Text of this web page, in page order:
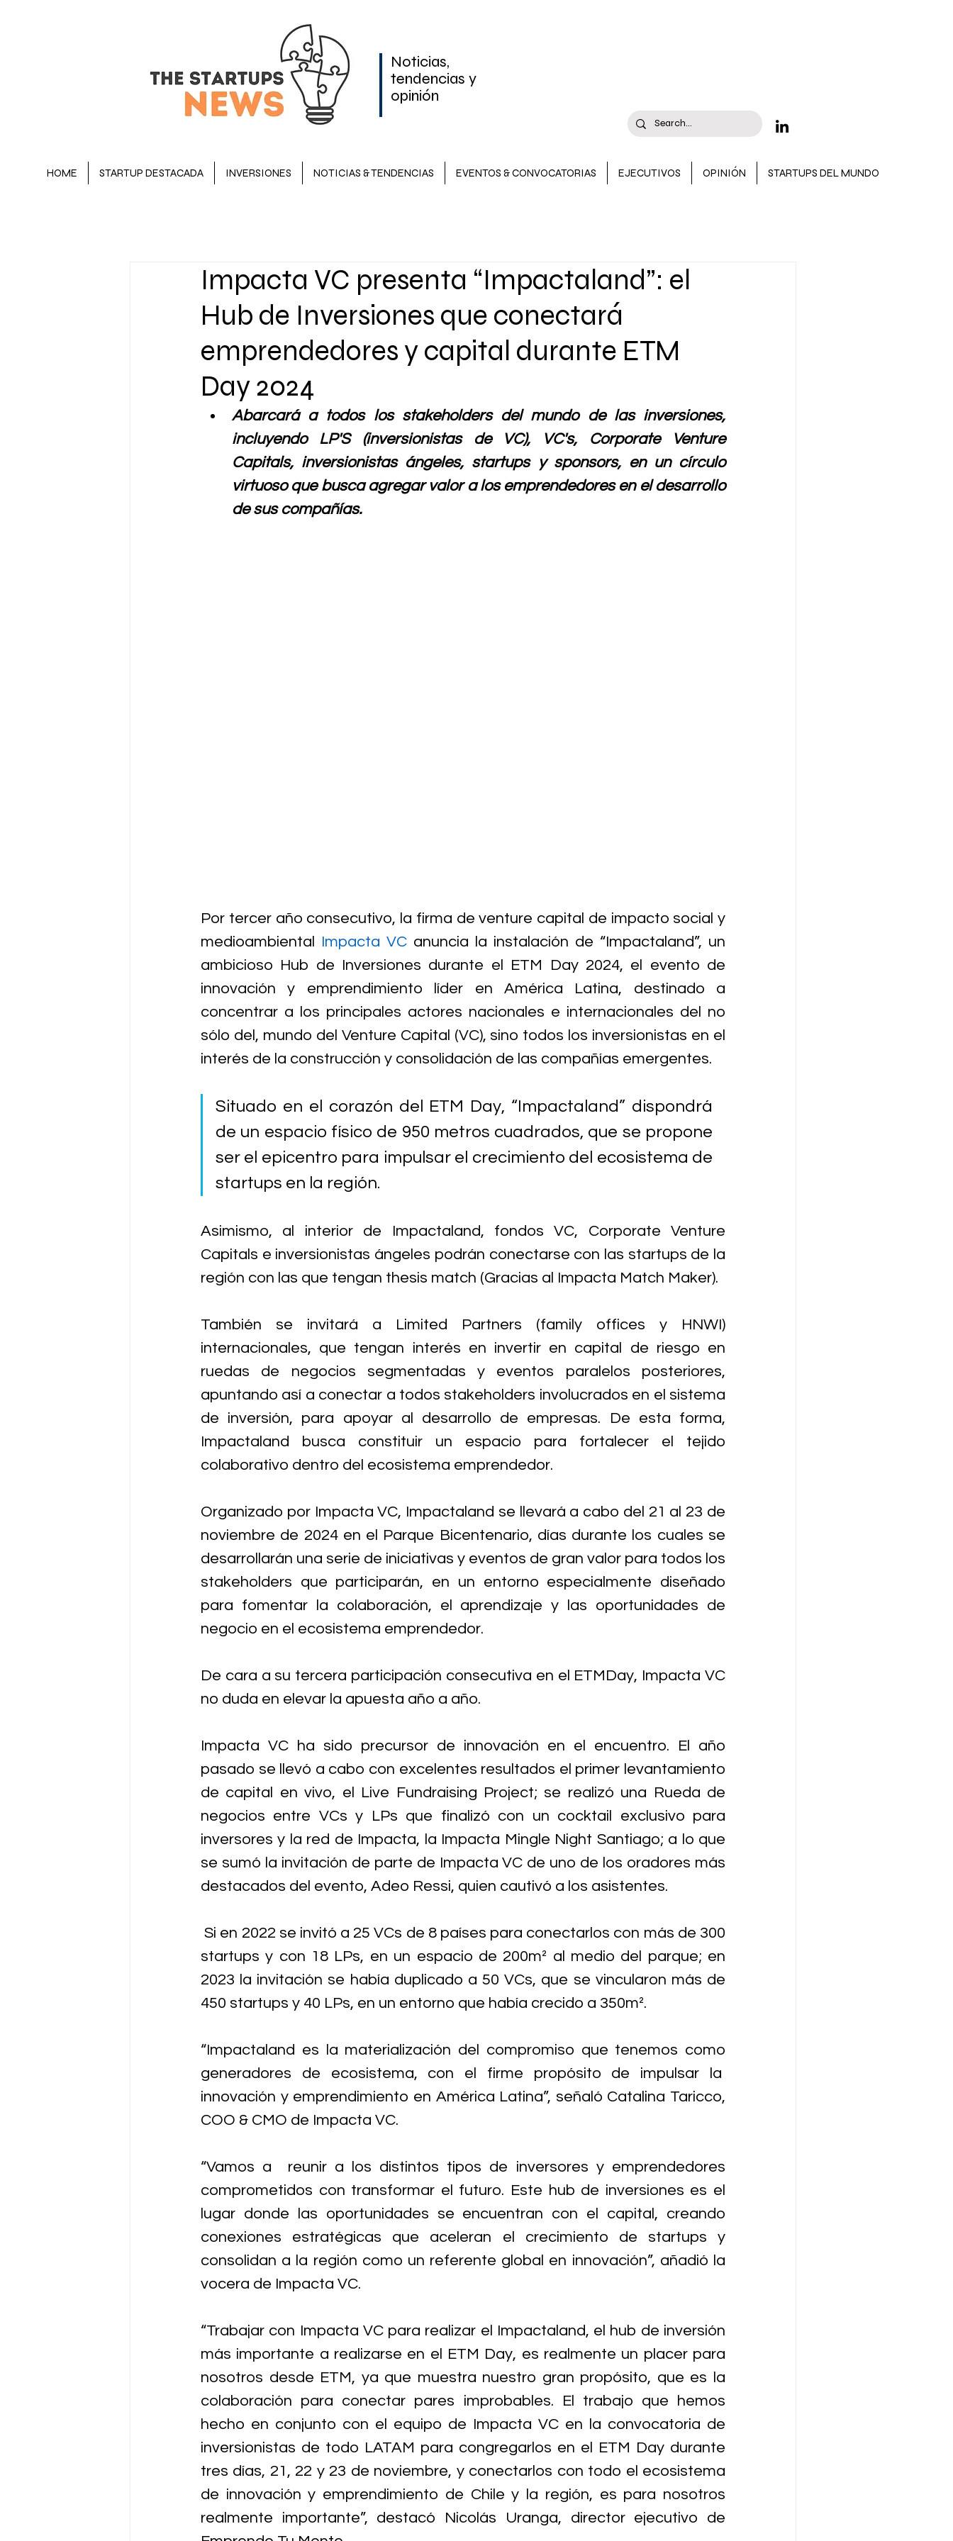
Noticias,
tendencias y
opinión
HOME STARTUP DESTACADA INVERSIONES NOTICIAS & TENDENCIAS EVENTOS & CONVOCATORIAS EJECUTIVOS OPINIÓN STARTUPS DEL MUNDO
EJECUTIVOS LATAM
Impacta VC presenta “Impactaland”: el
Hub de Inversiones que conectará
emprendedores y capital durante ETM
Day 2024
Abarcará a todos los stakeholders del mundo de las inversiones,
incluyendo LP'S (inversionistas de VC), VC's, Corporate Venture
Capitals, inversionistas ángeles, startups y sponsors, en un círculo
virtuoso que busca agregar valor a los emprendedores en el desarrollo
de sus compañías.
Por tercer año consecutivo, la firma de venture capital de impacto social y
medioambiental Impacta VC anuncia la instalación de “Impactaland”, un
ambicioso Hub de Inversiones durante el ETM Day 2024, el evento de
innovación y emprendimiento líder en América Latina, destinado a
concentrar a los principales actores nacionales e internacionales del no
sólo del, mundo del Venture Capital (VC), sino todos los inversionistas en el
interés de la construcción y consolidación de las compañías emergentes.
Situado en el corazón del ETM Day, “Impactaland” dispondrá
de un espacio físico de 950 metros cuadrados, que se propone
ser el epicentro para impulsar el crecimiento del ecosistema de
startups en la región.
Asimismo, al interior de Impactaland, fondos VC, Corporate Venture
Capitals e inversionistas ángeles podrán conectarse con las startups de la
región con las que tengan thesis match (Gracias al Impacta Match Maker).
También se invitará a Limited Partners (family offices y HNWI)
internacionales, que tengan interés en invertir en capital de riesgo en
ruedas de negocios segmentadas y eventos paralelos posteriores,
apuntando así a conectar a todos stakeholders involucrados en el sistema
de inversión, para apoyar al desarrollo de empresas. De esta forma,
Impactaland busca constituir un espacio para fortalecer el tejido
colaborativo dentro del ecosistema emprendedor.
Organizado por Impacta VC, Impactaland se llevará a cabo del 21 al 23 de
noviembre de 2024 en el Parque Bicentenario, días durante los cuales se
desarrollarán una serie de iniciativas y eventos de gran valor para todos los
stakeholders que participarán, en un entorno especialmente diseñado
para fomentar la colaboración, el aprendizaje y las oportunidades de
negocio en el ecosistema emprendedor.
De cara a su tercera participación consecutiva en el ETMDay, Impacta VC
no duda en elevar la apuesta año a año.
Impacta VC ha sido precursor de innovación en el encuentro. El año
pasado se llevó a cabo con excelentes resultados el primer levantamiento
de capital en vivo, el Live Fundraising Project; se realizó una Rueda de
negocios entre VCs y LPs que finalizó con un cocktail exclusivo para
inversores y la red de Impacta, la Impacta Mingle Night Santiago; a lo que
se sumó la invitación de parte de Impacta VC de uno de los oradores más
destacados del evento, Adeo Ressi, quien cautivó a los asistentes.
Si en 2022 se invitó a 25 VCs de 8 países para conectarlos con más de 300
startups y con 18 LPs, en un espacio de 200m² al medio del parque; en
2023 la invitación se había duplicado a 50 VCs, que se vincularon más de
450 startups y 40 LPs, en un entorno que había crecido a 350m².
“Impactaland es la materialización del compromiso que tenemos como
generadores de ecosistema, con el firme propósito de impulsar la
innovación y emprendimiento en América Latina”, señaló Catalina Taricco,
COO & CMO de Impacta VC.
“Vamos a  reunir a los distintos tipos de inversores y emprendedores
comprometidos con transformar el futuro. Este hub de inversiones es el
lugar donde las oportunidades se encuentran con el capital, creando
conexiones estratégicas que aceleran el crecimiento de startups y
consolidan a la región como un referente global en innovación”, añadió la
vocera de Impacta VC.
“Trabajar con Impacta VC para realizar el Impactaland, el hub de inversión
más importante a realizarse en el ETM Day, es realmente un placer para
nosotros desde ETM, ya que muestra nuestro gran propósito, que es la
colaboración para conectar pares improbables. El trabajo que hemos
hecho en conjunto con el equipo de Impacta VC en la convocatoria de
inversionistas de todo LATAM para congregarlos en el ETM Day durante
tres días, 21, 22 y 23 de noviembre, y conectarlos con todo el ecosistema
de innovación y emprendimiento de Chile y la región, es para nosotros
realmente importante”, destacó Nicolás Uranga, director ejecutivo de